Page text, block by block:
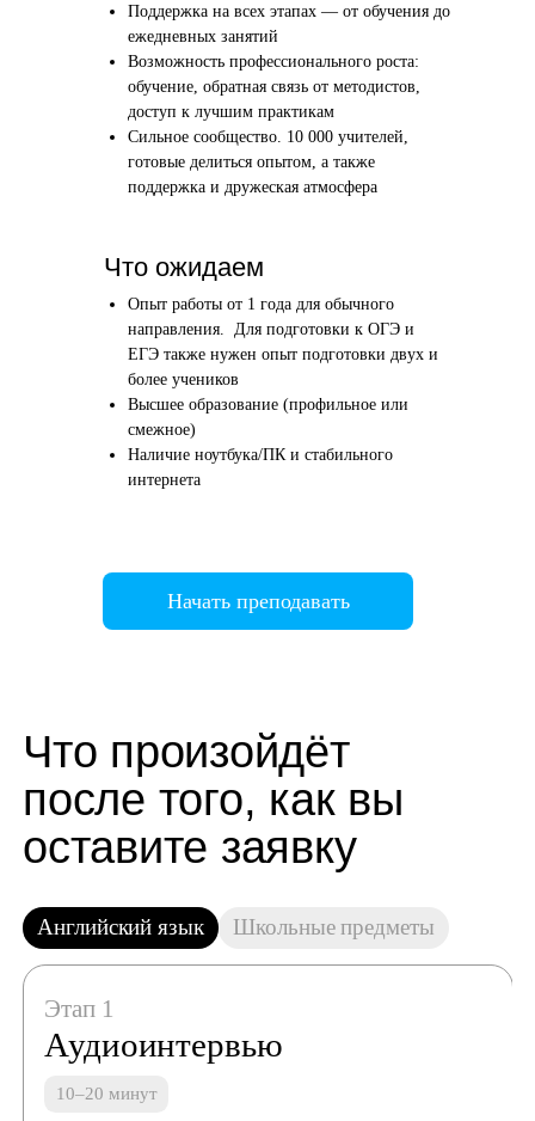
Начать преподавать
Что ожидаем
Поддержка на всех этапах — от обучения до
ежедневных занятий
Возможность профессионального роста:
обучение, обратная связь от методистов,
доступ к лучшим практикам
Сильное сообщество. 10 000 учителей,
готовые делиться опытом, а также
поддержка и дружеская атмосфера
Опыт работы от 1 года для обычного
направления. Для подготовки к ОГЭ и
ЕГЭ также нужен опыт подготовки двух и
более учеников
Высшее образование (профильное или
смежное)
Наличие ноутбука/ПК и стабильного
интернета
Английский язык Школьные предметы
Аудиоинтервью
Отвечаете по-английски на 4 вопроса
Начать преподавать